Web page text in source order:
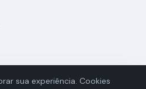
sua experiência. Cookies